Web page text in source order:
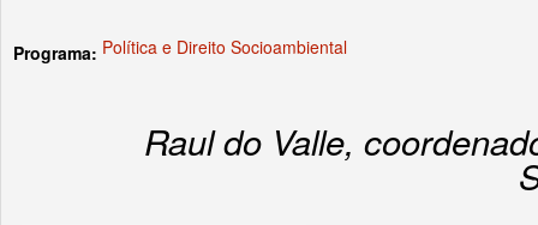
Programa: Política e Direito Socioambiental
Raul do Valle,